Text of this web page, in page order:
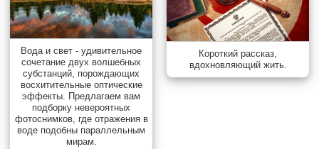
Вода и свет - удивительное
сочетание двух волшебных
субстанций, порождающих
восхитительные оптические
эффекты. Предлагаем вам
подборку невероятных
фотоснимков, где отражения в
воде подобны параллельным
мирам.
Короткий рассказ,
вдохновляющий жить.